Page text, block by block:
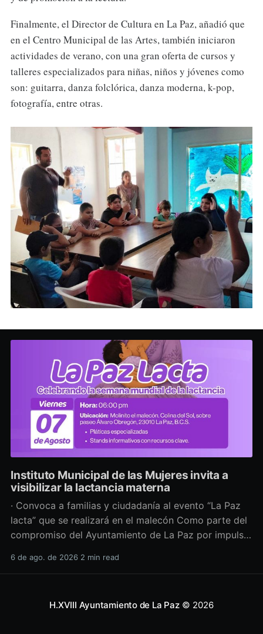
Finalmente, el Director de Cultura en La Paz, añadió que
en el Centro Municipal de las Artes, también iniciaron
actividades de verano, con una gran oferta de cursos y
talleres especializados para niñas, niños y jóvenes como
son: guitarra, danza folclórica, danza moderna, k-pop,
fotografía, entre otras.
Instituto Municipal de las Mujeres invita a
visibilizar la lactancia materna
· Convoca a familias y ciudadanía al evento “La Paz
lacta” que se realizará en el malecón Como parte del
compromiso del Ayuntamiento de La Paz por impulsar
salud y los derechos de las mujeres, así como generar
6 de ago. de 2026 2 min read
H.XVIII Ayuntamiento de La Paz© 2026